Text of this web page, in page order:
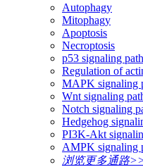
Autophagy
Mitophagy
Apoptosis
Necroptosis
p53 signaling
Regulation of
MAPK signaling
Wnt signaling
Notch signaling
Hedgehog
PI3K-Akt
AMPK signaling
浏览更多通路